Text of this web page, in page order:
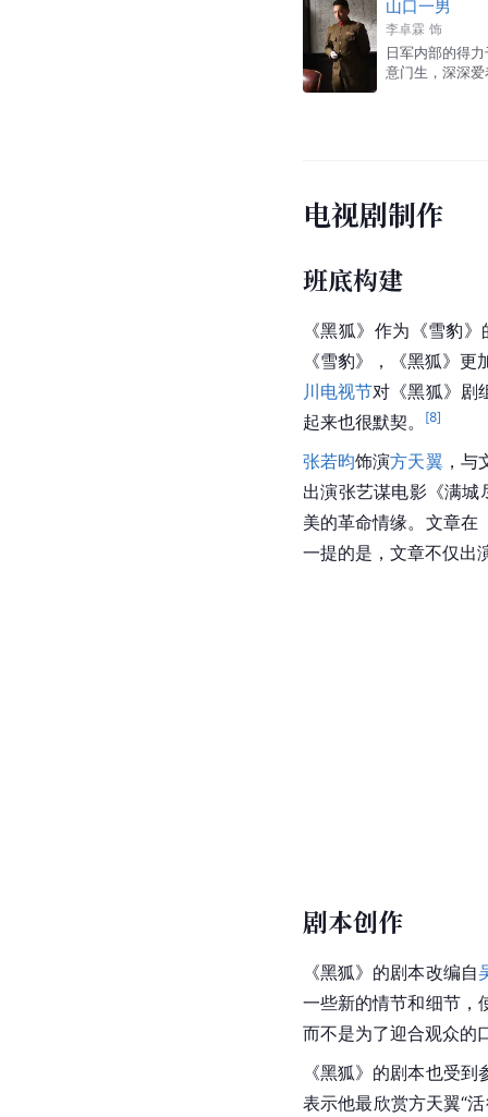
山口一男
李卓霖 饰
日军内部的得
意门生，深深
电视剧制作
班底构建
《黑狐》作为《雪豹》
《雪豹》，《黑狐》更
川电视节对《黑狐》剧
起来也很默契。
[8]
张若昀饰演方天翼 ，
出演张艺谋电影《满
美的革命情缘。文章在
一提的是，文章不仅出
剧本创作
《黑狐》的剧本改编自
一些新的情节和细节，
而不是为了迎合观众的
《黑狐》的剧本也受
表示他最欣赏方天翼“